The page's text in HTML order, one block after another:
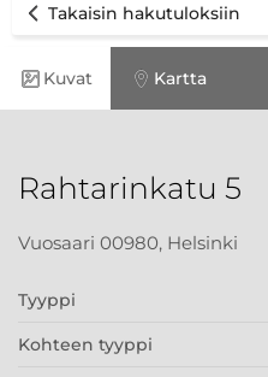
Takaisin hakutuloksiin
Kuvat Kartta
Rahtarinkatu 5
Vuosaari 00980, Helsinki
Tyyppi
Kohteen tyyppi